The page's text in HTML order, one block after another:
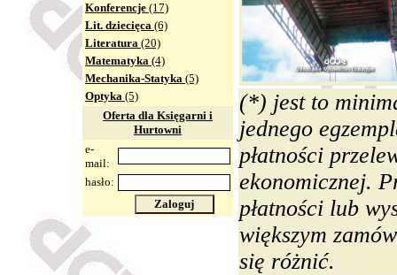
Konferencje (17)
Lit. dziecięca (6)
Literatura (20)
Matematyka (4)
Mechanika-Statyka (5)
Optyka (5)
Oferta dla Księgarni i
Hurtowni
e-
mail:
hasło:
Zaloguj
(*) jest to
jednego
płatności
ekonomicznej.
płatności lub
większym
się różnić.